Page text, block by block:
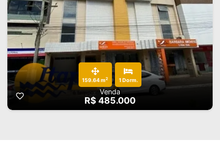
159.64 m2 1 Dorm.
Venda
R$ 485.000